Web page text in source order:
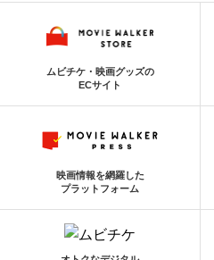
ムビチケ・映画グッズの
ECサイト
映画情報を網羅した
プラットフォーム